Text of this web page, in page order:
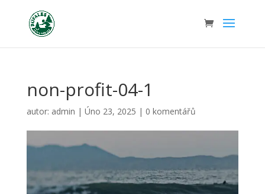
non-profit-04-1
autor: admin | Úno 23, 2025 | 0 komentářů